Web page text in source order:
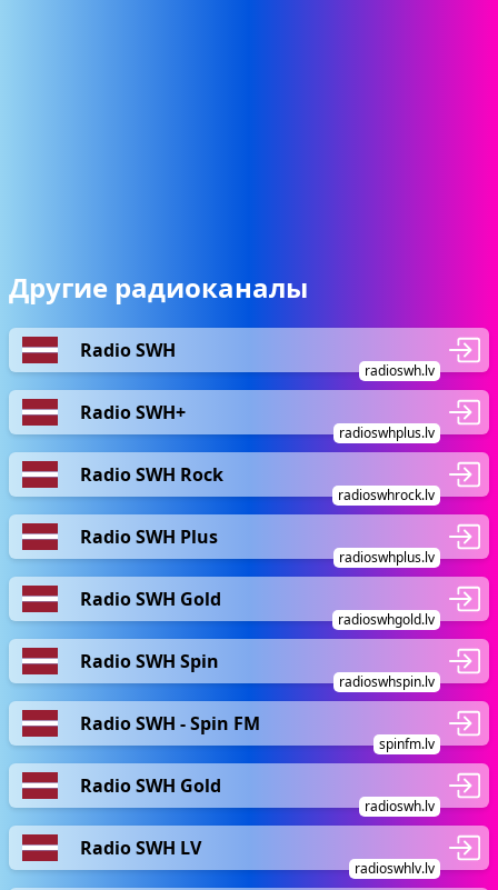
Другие радиоканалы
Radio SWH
radioswh.lv
Radio SWH+
radioswhplus.lv
Radio SWH Rock
radioswhrock.lv
Radio SWH Plus
radioswhplus.lv
Radio SWH Gold
radioswhgold.lv
Radio SWH Spin
radioswhspin.lv
Radio SWH - Spin FM
spinfm.lv
Radio SWH Gold
radioswh.lv
Radio SWH LV
radioswhlv.lv